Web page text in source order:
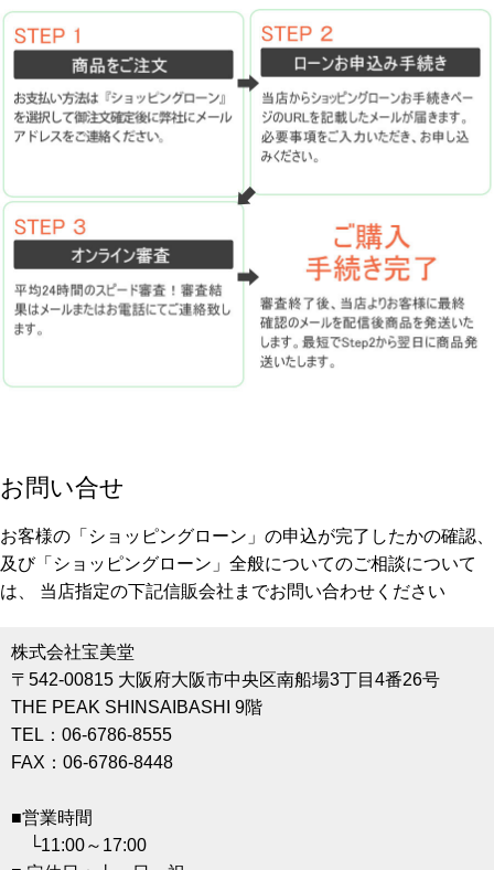
お問い合せ
お客様の「ショッピングローン」の申込が完了したかの確認、
及び「ショッピングローン」全般についてのご相談について
は、 当店指定の下記信販会社までお問い合わせください
株式会社宝美堂
〒542-00815 大阪府大阪市中央区南船場3丁目4番26号
THE PEAK SHINSAIBASHI 9階
TEL：06-6786-8555
FAX：06-6786-8448
■営業時間
└11:00～17:00